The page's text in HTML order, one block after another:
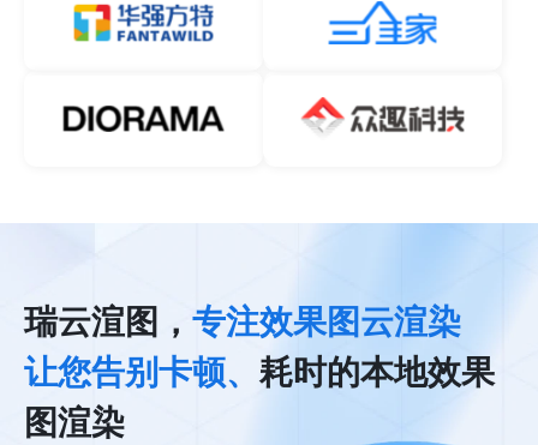
瑞云渲图， 专注效果图云渲染
让您告别卡顿、 耗时的本地效果
图渲染